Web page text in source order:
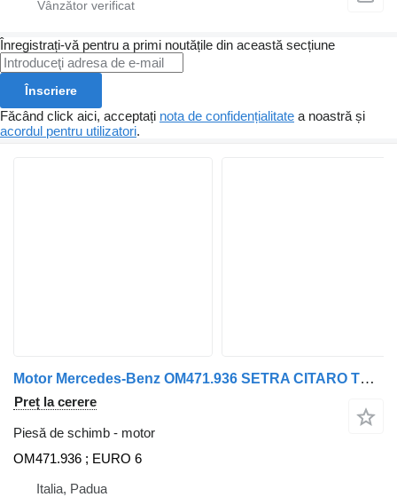
Înregistrați-vă pentru a primi noutățile din această secțiune
Înscriere
Făcând click aici, acceptați nota de confidențialitate a noastră și
acordul pentru utilizatori.
Motor Mercedes-Benz OM471.936 SETRA CITARO TOURISMO TRAVEGO AUTOBUZ pentru cap tractor Mercedes-Benz
Preț la cerere
Piesă de schimb - motor
OM471.936 ; EURO 6
Italia, Padua